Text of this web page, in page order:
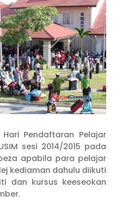
Hari Pendaftaran Pelajar
sesi 2014/2015 pada
apabila para pelajar
kediaman dahulu diikuti
dan kursus keeseokan